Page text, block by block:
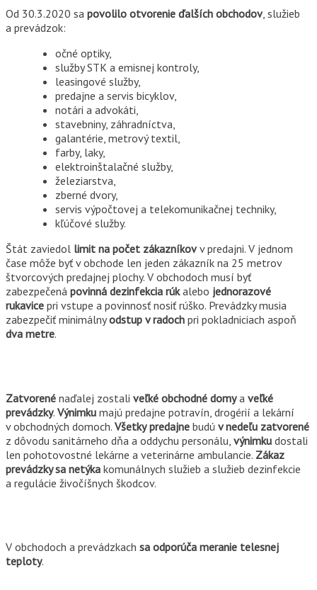
Od 30.3.2020 sa povolilo otvorenie ďalších obchodov, služieb
a prevádzok:
očné optiky,
služby STK a emisnej kontroly,
leasingové služby,
predajne a servis bicyklov,
notári a advokáti,
stavebniny, záhradníctva,
galantérie, metrový textil,
farby, laky,
elektroinštalačné služby,
železiarstva,
zberné dvory,
servis výpočtovej a telekomunikačnej techniky,
kľúčové služby.
Štát zaviedol limit na počet zákazníkovv predajni. V jednom
čase môže byť v obchode len jeden zákazník na 25 metrov
štvorcových predajnej plochy. V obchodoch musí byť
zabezpečená povinná dezinfekcia rúkalebo jednorazové
rukavice pri vstupe a povinnosť nosiť rúško. Prevádzky musia
zabezpečiť minimálnyodstup v radoch pri pokladniciach aspoň
dva metre.
Zatvorené naďalej zostali veľké obchodné domya veľké
prevádzky. Výnimku majú predajne potravín, drogérií a lekární
v obchodných domoch. Všetky predajne budú v nedeľu zatvorené
z dôvodu sanitárneho dňa a oddychu personálu, výnimku dostali
len pohotovostné lekárne a veterinárne ambulancie. Zákaz
prevádzky sa netýka komunálnych služieb a služieb dezinfekcie
a regulácie živočíšnych škodcov.
V obchodoch a prevádzkach sa odporúča meranie telesnej
teploty.